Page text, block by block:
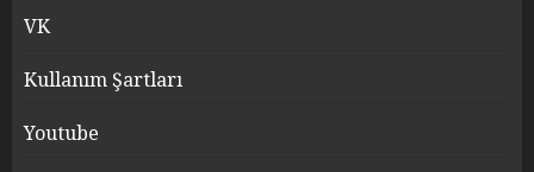
VK
Kullanım Şartları
Youtube